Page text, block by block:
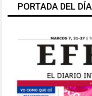
PORTADA DEL DÍA